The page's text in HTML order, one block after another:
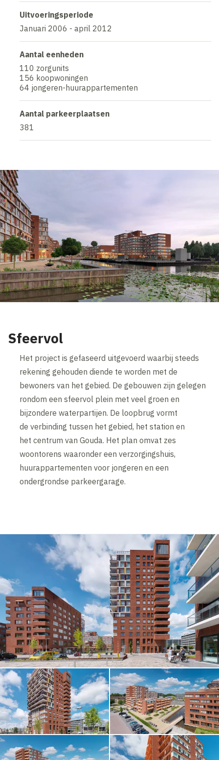
Uitvoeringsperiode
Januari 2006 - april 2012
Aantal eenheden
110 zorgunits
156 koopwoningen
64 jongeren-huurappartementen
Aantal parkeerplaatsen
381
Sfeervol
Het project is gefaseerd uitgevoerd waarbij steeds
rekening gehouden diende te worden met de
bewoners van het gebied. De gebouwen zijn gelegen
rondom een sfeervol plein met veel groen en
bijzondere waterpartijen. De loopbrug vormt
de verbinding tussen het gebied, het station en
het centrum van Gouda. Het plan omvat zes
woontorens waaronder een verzorgingshuis,
huurappartementen voor jongeren en een
ondergrondse parkeergarage.